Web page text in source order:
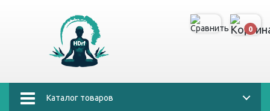
0
Каталог товаров